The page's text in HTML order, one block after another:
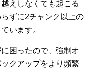
えしなくても起こる
ずに2チャンク以上の
います。
困ったので、強制オ
クアップをより頻繁